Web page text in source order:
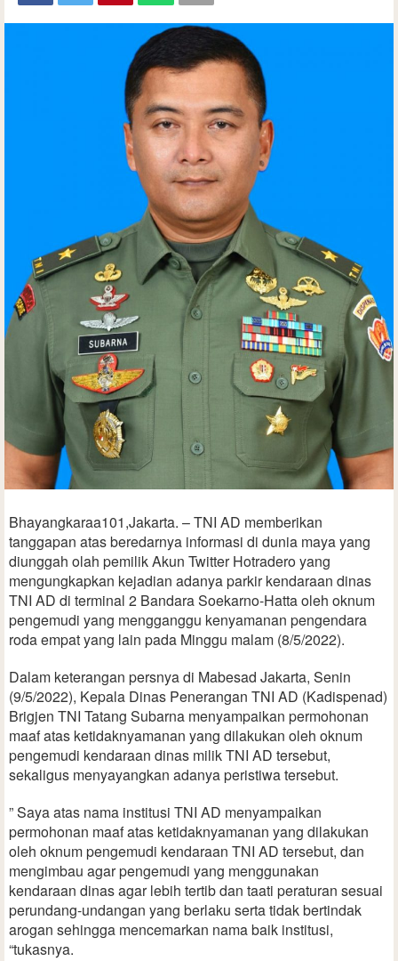
Bhayangkaraa101,Jakarta. – TNI AD memberikan
tanggapan atas beredarnya informasi di dunia maya yang
diunggah olah pemilik Akun Twitter Hotradero yang
mengungkapkan kejadian adanya parkir kendaraan dinas
TNI AD di terminal 2 Bandara Soekarno-Hatta oleh oknum
pengemudi yang mengganggu kenyamanan pengendara
roda empat yang lain pada Minggu malam (8/5/2022).
Dalam keterangan persnya di Mabesad Jakarta, Senin
(9/5/2022), Kepala Dinas Penerangan TNI AD (Kadispenad)
Brigjen TNI Tatang Subarna menyampaikan permohonan
maaf atas ketidaknyamanan yang dilakukan oleh oknum
pengemudi kendaraan dinas milik TNI AD tersebut,
sekaligus menyayangkan adanya peristiwa tersebut.
” Saya atas nama institusi TNI AD menyampaikan
permohonan maaf atas ketidaknyamanan yang dilakukan
oleh oknum pengemudi kendaraan TNI AD tersebut, dan
mengimbau agar pengemudi yang menggunakan
kendaraan dinas agar lebih tertib dan taati peraturan sesuai
perundang-undangan yang berlaku serta tidak bertindak
arogan sehingga mencemarkan nama baik institusi,
“tukasnya.